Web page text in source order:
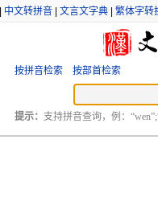
中文转拼音 文言文字典 繁体字转
按拼音检索 按部首检索
提示： 支持拼音查询，例：